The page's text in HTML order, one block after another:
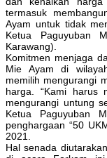
termasuk
Ayam untuk tidak
Ketua Paguyuban
Karawang).
Komitmen menjaga
Mie Ayam di
memilih mengurangi
harga. “Kami harus
mengurangi untung
Ketua Paguyuban
penghargaan “50
2021.
Hal senada